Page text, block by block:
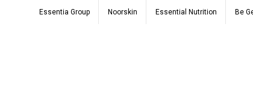
Essentia Group Noorskin Essential Nutrition Be